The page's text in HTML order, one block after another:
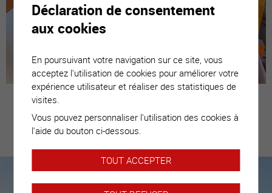
Estimez votre
bien
Déclaration de consentement
aux cookies
En poursuivant votre navigation sur ce site, vous
acceptez l'utilisation de cookies pour améliorer votre
expérience utilisateur et réaliser des statistiques de
visites.
Vous pouvez personnaliser l'utilisation des cookies à
l'aide du bouton ci-dessous.
TOUT ACCEPTER